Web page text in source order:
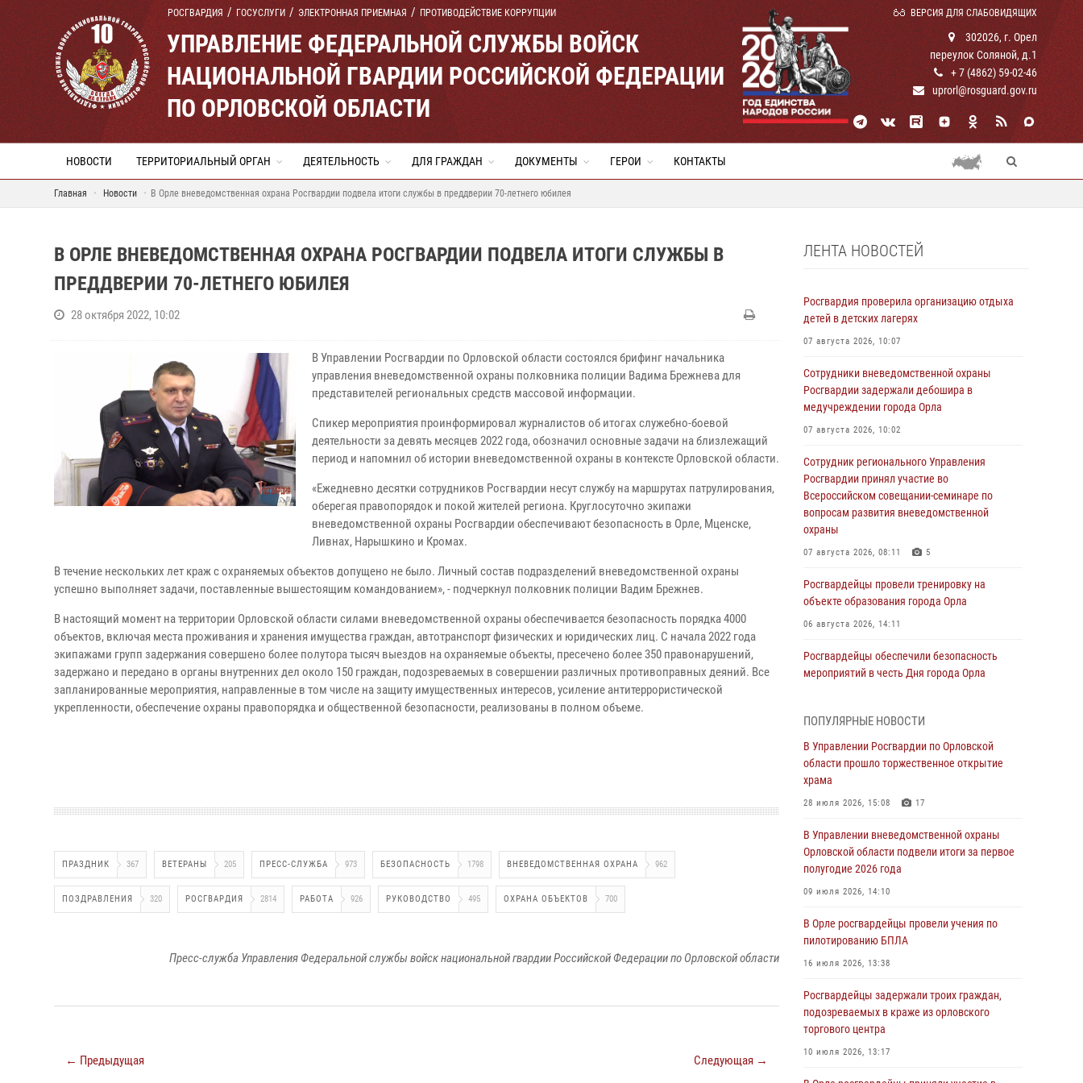
РОСГВАРДИЯ ГОСУСЛУГИ ЭЛЕКТРОННАЯ ПРИЕМНАЯ ПРОТИВОДЕЙСТВИЕ КОРРУПЦИИ ВЕРСИЯ ДЛЯ СЛАБОВИДЯЩИХ
УПРАВЛЕНИЕ ФЕДЕРАЛЬНОЙ СЛУЖБЫ ВОЙСК
НАЦИОНАЛЬНОЙ ГВАРДИИ РОССИЙСКОЙ ФЕДЕРАЦИИ
ПО ОРЛОВСКОЙ ОБЛАСТИ
302026, г. Орел
переулок Соляной, д.1
+ 7 (4862) 59-02-46
uprorl@rosguard.gov.ru
НОВОСТИ ТЕРРИТОРИАЛЬНЫЙ ОРГАН ДЕЯТЕЛЬНОСТЬ ДЛЯ ГРАЖДАН ДОКУМЕНТЫ ГЕРОИ КОНТАКТЫ
Главная Новости В Орле вневедомственная охрана Росгвардии подвела итоги службы в преддверии 70-летнего юбилея
В ОРЛЕ ВНЕВЕДОМСТВЕННАЯ ОХРАНА РОСГВАРДИИ ПОДВЕЛА ИТОГИ СЛУЖБЫ В
ПРЕДДВЕРИИ 70-ЛЕТНЕГО ЮБИЛЕЯ
28 октября 2022, 10:02
В Управлении Росгвардии по Орловской области состоялся брифинг начальника
управления вневедомственной охраны полковника полиции Вадима Брежнева для
представителей региональных средств массовой информации.
Спикер мероприятия проинформировал журналистов об итогах служебно-боевой
деятельности за девять месяцев 2022 года, обозначил основные задачи на близлежащий
период и напомнил об истории вневедомственной охраны в контексте Орловской области.
«Ежедневно десятки сотрудников Росгвардии несут службу на маршрутах патрулирования,
оберегая правопорядок и покой жителей региона. Круглосуточно экипажи
вневедомственной охраны Росгвардии обеспечивают безопасность в Орле, Мценске,
Ливнах, Нарышкино и Кромах.
В течение нескольких лет краж с охраняемых объектов допущено не было. Личный состав подразделений вневедомственной охраны
успешно выполняет задачи, поставленные вышестоящим командованием», - подчеркнул полковник полиции Вадим Брежнев.
В настоящий момент на территории Орловской области силами вневедомственной охраны обеспечивается безопасность порядка 4000
объектов, включая места проживания и хранения имущества граждан, автотранспорт физических и юридических лиц. С начала 2022 года
экипажами групп задержания совершено более полутора тысяч выездов на охраняемые объекты, пресечено более 350 правонарушений,
задержано и передано в органы внутренних дел около 150 граждан, подозреваемых в совершении различных противоправных деяний. Все
запланированные мероприятия, направленные в том числе на защиту имущественных интересов, усиление антитеррористической
укрепленности, обеспечение охраны правопорядка и общественной безопасности, реализованы в полном объеме.
ПРАЗДНИК 367 ВЕТЕРАНЫ 205 ПРЕСС-СЛУЖБА 973 БЕЗОПАСНОСТЬ 1798 ВНЕВЕДОМСТВЕННАЯ ОХРАНА 962
ПОЗДРАВЛЕНИЯ 320 РОСГВАРДИЯ 2814 РАБОТА 926 РУКОВОДСТВО 495 ОХРАНА ОБЪЕКТОВ 700
Пресс-служба Управления Федеральной службы войск национальной гвардии Российской Федерации по Орловской области
← Предыдущая Следующая →
ЛЕНТА НОВОСТЕЙ
Росгвардия проверила организацию отдыха
детей в детских лагерях
07 августа 2026, 10:07
Сотрудники вневедомственной охраны
Росгвардии задержали дебошира в
медучреждении города Орла
07 августа 2026, 10:02
Сотрудник регионального Управления
Росгвардии принял участие во
Всероссийском совещании-семинаре по
вопросам развития вневедомственной
охраны
07 августа 2026, 08:11 5
Росгвардейцы провели тренировку на
объекте образования города Орла
06 августа 2026, 14:11
Росгвардейцы обеспечили безопасность
мероприятий в честь Дня города Орла
Начальник регионального Управления
Росгвардии принял участие в митинге в честь
дня освобождения города Орла
05 августа 2026, 13:16
результатах работы за первое полугодие
05 августа 2026, 13:12
За месяц росгвардейцы задержали 15 лиц,
противоправных действий
04 августа 2026, 14:21
росгвардейцев
04 августа 2026, 14:06 2
За месяц росгвардейцы приняли от граждан
ПОПУЛЯРНЫЕ НОВОСТИ
В Управлении Росгвардии по Орловской
области прошло торжественное открытие
храма
28 июля 2026, 15:08 17
В Управлении вневедомственной охраны
Орловской области подвели итоги за первое
полугодие 2026 года
09 июля 2026, 14:10
В Орле росгвардейцы провели учения по
пилотированию БПЛА
16 июля 2026, 13:38
Росгвардейцы задержали троих граждан,
подозреваемых в краже из орловского
торгового центра
10 июля 2026, 13:17